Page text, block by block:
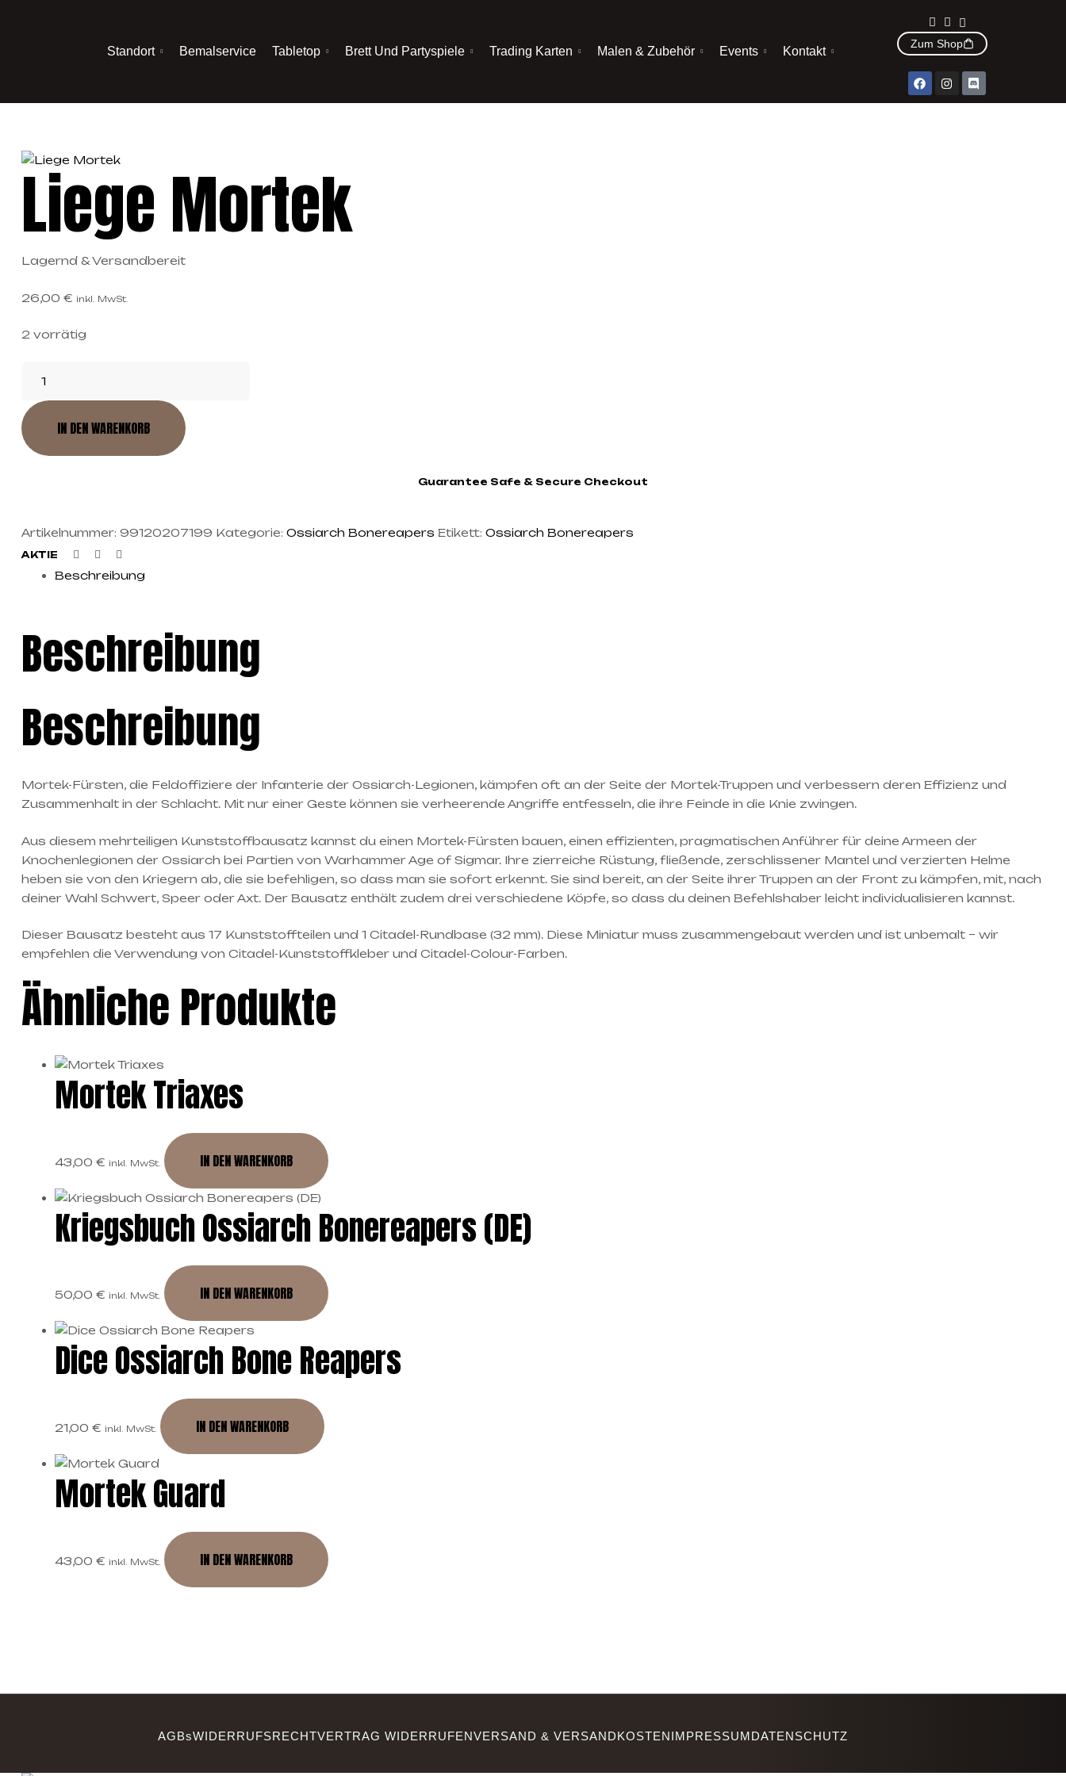
Standort Bemalservice Tabletop Brett Und Partyspiele Trading Karten Malen & Zubehör Events Kontakt
Zum Shop
Liege Mortek
Lagernd & Versandbereit
26,00 € inkl. MwSt.
2 vorrätig
IN DEN WARENKORB
Guarantee Safe & Secure Checkout
Artikelnummer: 99120207199 Kategorie: Ossiarch Bonereapers Etikett: Ossiarch Bonereapers
AKTIE Facebook
Twitter
Beschreibung
Beschreibung
Beschreibung
Mortek-Fürsten, die Feldoffiziere der Infanterie der Ossiarch-Legionen, kämpfen oft an der Seite der Mortek-Truppen und verbessern deren Effizienz und
Zusammenhalt in der Schlacht. Mit nur einer Geste können sie verheerende Angriffe entfesseln, die ihre Feinde in die Knie zwingen.
Aus diesem mehrteiligen Kunststoffbausatz kannst du einen Mortek-Fürsten bauen, einen effizienten, pragmatischen Anführer für deine Armeen der
Knochenlegionen der Ossiarch bei Partien von Warhammer Age of Sigmar. Ihre zierreiche Rüstung, fließende, zerschlissener Mantel und verzierten Helme
heben sie von den Kriegern ab, die sie befehligen, so dass man sie sofort erkennt. Sie sind bereit, an der Seite ihrer Truppen an der Front zu kämpfen, mit, nach
deiner Wahl Schwert, Speer oder Axt. Der Bausatz enthält zudem drei verschiedene Köpfe, so dass du deinen Befehlshaber leicht individualisieren kannst.
Dieser Bausatz besteht aus 17 Kunststoffteilen und 1 Citadel-Rundbase (32 mm). Diese Miniatur muss zusammengebaut werden und ist unbemalt – wir
empfehlen die Verwendung von Citadel-Kunststoffkleber und Citadel-Colour-Farben.
Ähnliche Produkte
Mortek Triaxes
43,00 € inkl. MwSt. IN DEN WARENKORB
Kriegsbuch Ossiarch Bonereapers (DE)
50,00 € inkl. MwSt. IN DEN WARENKORB
Dice Ossiarch Bone Reapers
21,00 € inkl. MwSt. IN DEN WARENKORB
Mortek Guard
43,00 € inkl. MwSt. IN DEN WARENKORB
AGBsWIDERRUFSRECHTVERTRAG WIDERRUFENVERSAND & VERSANDKOSTENIMPRESSUMDATENSCHUTZ